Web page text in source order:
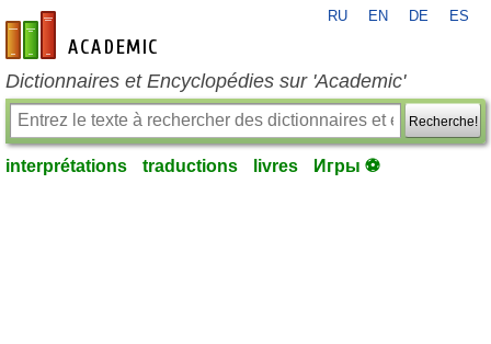
fr-academic.com
RU EN DE ES
Dictionnaires et Encyclopédies sur 'Academic'
Recherche!
interprétations traductions livres Игры ⚽